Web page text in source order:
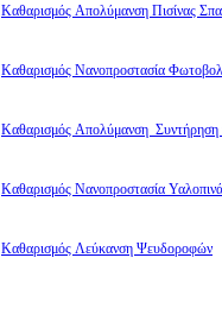
Καθαρισμός Απολύμανση Πισίνας Σπα
Καθαρισμός Νανοπροστασία
Καθαρισμός Απολύμανση
Καθαρισμός Νανοπροστασία
Καθαρισμός Λεύκανση Ψευδοροφών